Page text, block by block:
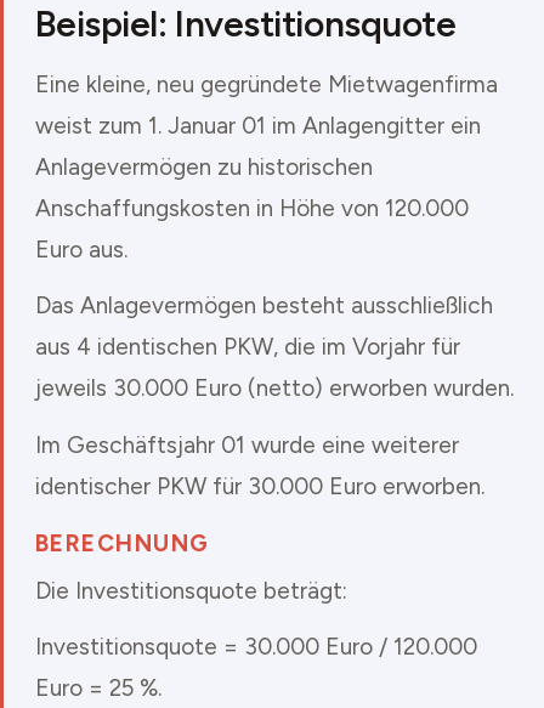
Beispiel: Investitionsquote
Eine kleine, neu gegründete Mietwagenfirma
weist zum 1. Januar 01 im Anlagengitter ein
Anlagevermögen zu historischen
Anschaffungskosten in Höhe von 120.000
Euro aus.
Das Anlagevermögen besteht ausschließlich
aus 4 identischen PKW, die im Vorjahr für
jeweils 30.000 Euro (netto) erworben wurden.
Im Geschäftsjahr 01 wurde eine weiterer
identischer PKW für 30.000 Euro erworben.
BERECHNUNG
Die Investitionsquote beträgt:
Investitionsquote = 30.000 Euro / 120.000
Euro = 25 %.